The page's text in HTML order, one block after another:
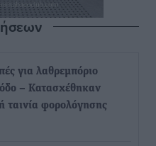
για λαθρεμπόριο
– Κατασχέθηκαν
ταινία φορολόγησης